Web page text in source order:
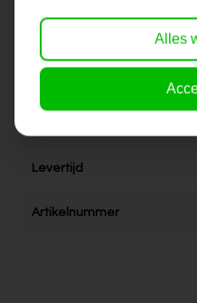
Levertijd
Artikelnummer
Alles